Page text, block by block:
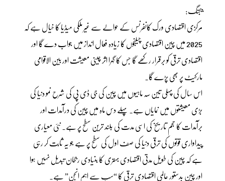
بیجنگ:
مرکزی اقتصادی ورک کانفرنس کے حوالے سے غیر ملکی میڈیا کا خیال ہے کہ
2025 میں چین اقتصادی چیلنجوں کا زیادہ فعال انداز میں جواب دے گا اور
اقتصادی ترقی کو برقرار رکھے گا جس کا گہرا اثر چینی معیشت اور بین الاقوامی
مارکیٹ پر بھی پڑے گا۔
اس سال کی پہلی تین سہ ماہیوں میں چین کی جی ڈی پی کی شرح نمو دنیا کی
بڑی معیشتوں میں نمایاں ہے۔ پہلے دس ماہ میں چین کی درآمدات اور
برآمدات کا حجم تاریخ کی اسی مدت کی بلند ترین سطح پر ہے۔ نئی معیاری
پیداواری قوتوں کی ترقی دنیا کی صف اول کی سطح پر ہے جو یہ ثابت کر رہی
ہے کہ چین کی طویل مدتی اقتصادی بہتری کا بنیادی رجحان تبدیل نہیں ہوا
اور چین بدستور عالمی اقتصادی ترقی کا “سب سے اہم انجن” ہے۔